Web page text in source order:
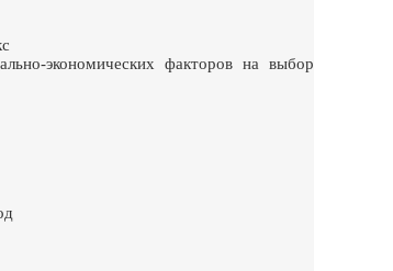
экономических факторов на выбор